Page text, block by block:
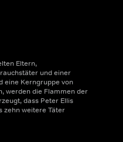
Eltern,
und einer
eine Kerngruppe von
werden die Flammen der
dass Peter Ellis
zehn weitere Täter